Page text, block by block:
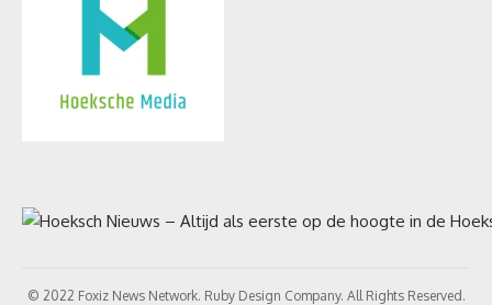
© 2022 Foxiz News Network. Ruby Design Company. All Rights Reserved.